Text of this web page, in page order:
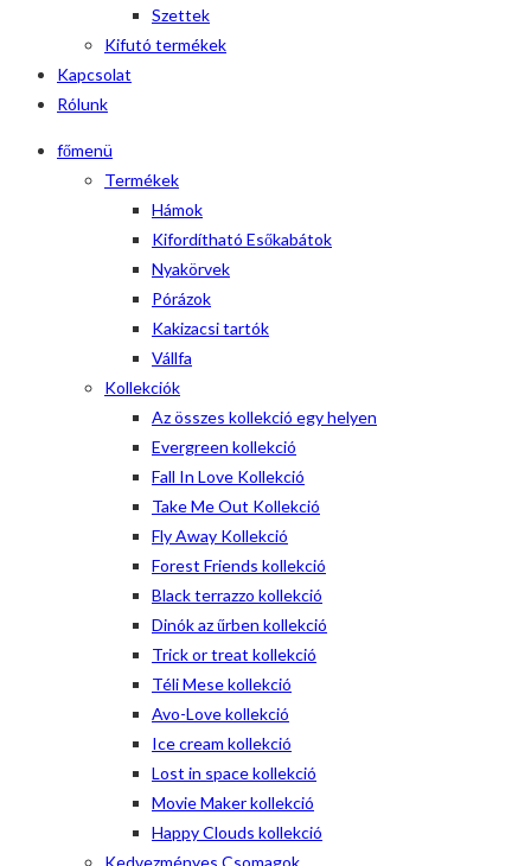
Szettek
Kifutó termékek
Kapcsolat
Rólunk
főmenü
Termékek
Hámok
Kifordítható Esőkabátok
Nyakörvek
Pórázok
Kakizacsi tartók
Vállfa
Kollekciók
Az összes kollekció egy helyen
Evergreen kollekció
Fall In Love Kollekció
Take Me Out Kollekció
Fly Away Kollekció
Forest Friends kollekció
Black terrazzo kollekció
Dinók az űrben kollekció
Trick or treat kollekció
Téli Mese kollekció
Avo-Love kollekció
Ice cream kollekció
Lost in space kollekció
Movie Maker kollekció
Happy Clouds kollekció